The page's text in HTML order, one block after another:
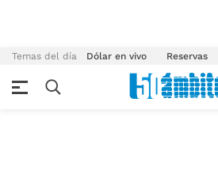
Temas del día Dólar en vivo Reservas